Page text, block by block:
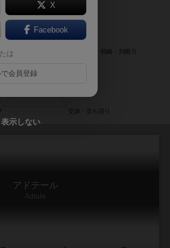
アドテール
Adtale
X
Facebook
は
で会員登録
表示しない